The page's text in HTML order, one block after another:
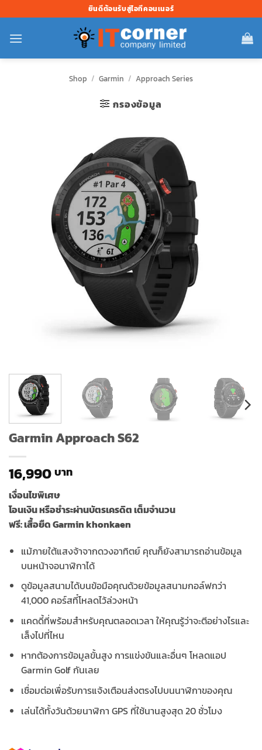
ไป
ยัง
ยินดีต้อนรับสู่ไอทีคอนเนอร์
Shop / Garmin / Approach Series
กรองข้อมูล
Garmin Approach S62
16,990
เงื่อนไขพิเศษ
โอนเงิน หรือชำระผ่านบัตรเครดิต เต็มจำนวน
ฟรี: เสื้อยืด Garmin khonkaen
แม้ภายใต้แสงจ้าจากดวงอาทิตย์ คุณก็ยังสามารถอ่านข้อมูล
บนหน้าจอนาฬิกาได้
ดูข้อมูลสนามได้บนข้อมือคุณด้วยข้อมูลสนามกอล์ฟกว่า
41,000 คอร์สที๋โหลดไว้ล่วงหน้า
แคดดี้ที่พร้อมสำหรับคุณตลอดเวลา ให้คุณรู้ว่าจะตีอย่างไรและ
เล็งไปที่ไหน
หากต้องการข้อมูลขั้นสูง การแข่งขันและอื่นๆ โหลดแอป
Garmin Golf กันเลย
เชื่อมต่อเพื่อรับการแจ้งเตือนส่งตรงไปบนนาฬิกาของคุณ
เล่นได้ทั้งวันด้วยนาฬิกา GPS ที่ใช้นานสูงสุด 20 ชั่วโมง